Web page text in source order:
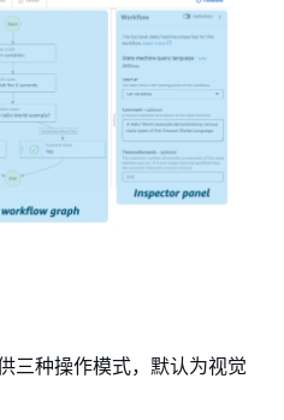
三种操作模式，默认为视觉